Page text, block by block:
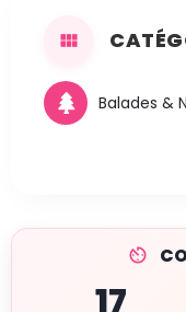
Balades &
17